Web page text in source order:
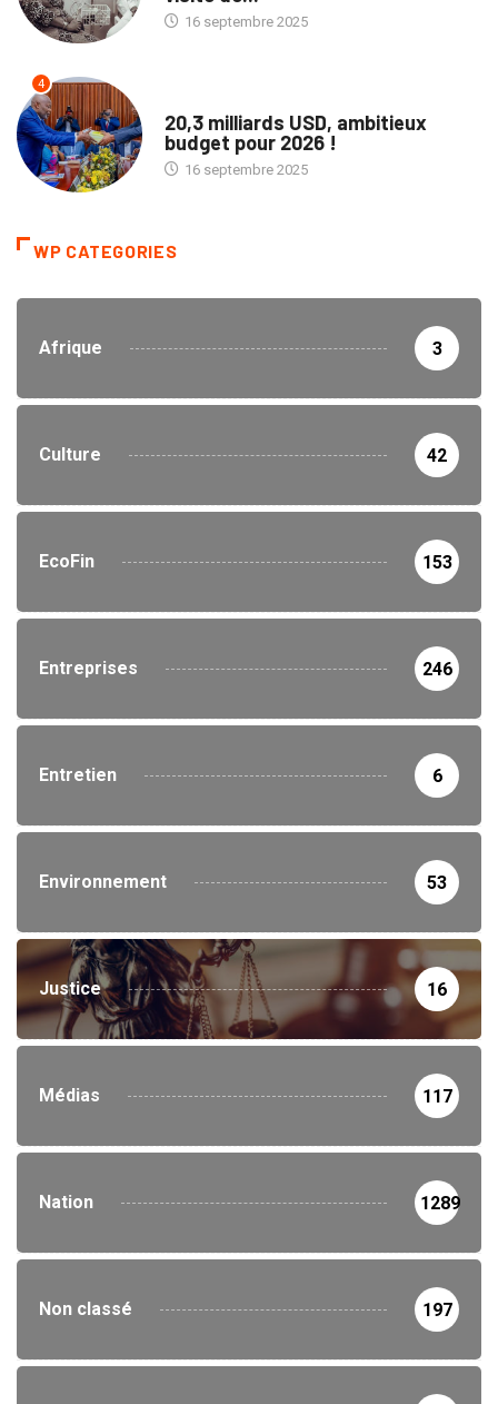
16 septembre 2025
4
20,3 milliards USD, ambitieux
budget pour 2026 !
16 septembre 2025
WP CATEGORIES
Afrique 3
Culture 42
EcoFin 153
Entreprises 246
Entretien 6
Environnement 53
Justice 16
Médias 117
Nation 1289
Non classé 197